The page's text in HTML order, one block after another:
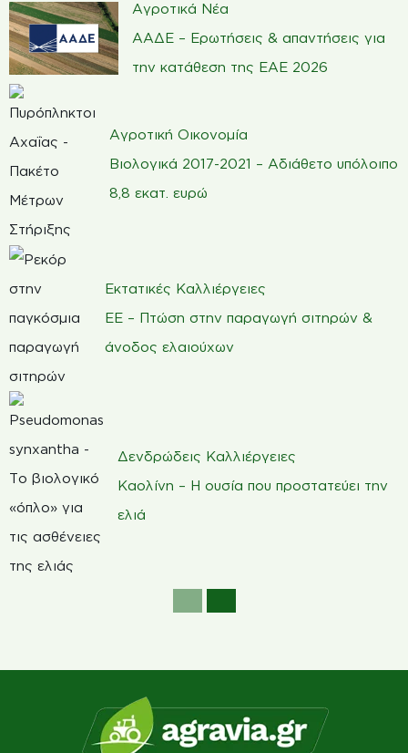
Αγροτικά Νέα
ΑΑΔΕ – Ερωτήσεις & απαντήσεις για
την κατάθεση της ΕΑΕ 2026
Αγροτική Οικονομία
Βιολογικά 2017-2021 – Αδιάθετο υπόλοιπο
8,8 εκατ. ευρώ
Εκτατικές Καλλιέργειες
ΕΕ – Πτώση στην παραγωγή σιτηρών &
άνοδος ελαιούχων
Δενδρώδεις Καλλιέργειες
Καολίνη – Η ουσία που προστατεύει την
ελιά